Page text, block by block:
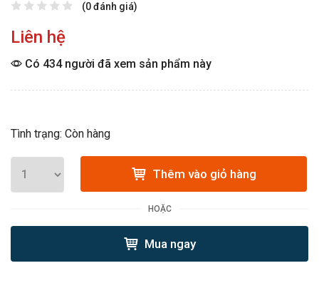
(0 đánh giá)
Liên hệ
Có 434 người đã xem sản phẩm này
Tình trạng: Còn hàng
Thêm vào giỏ hàng
HOẶC
Mua ngay